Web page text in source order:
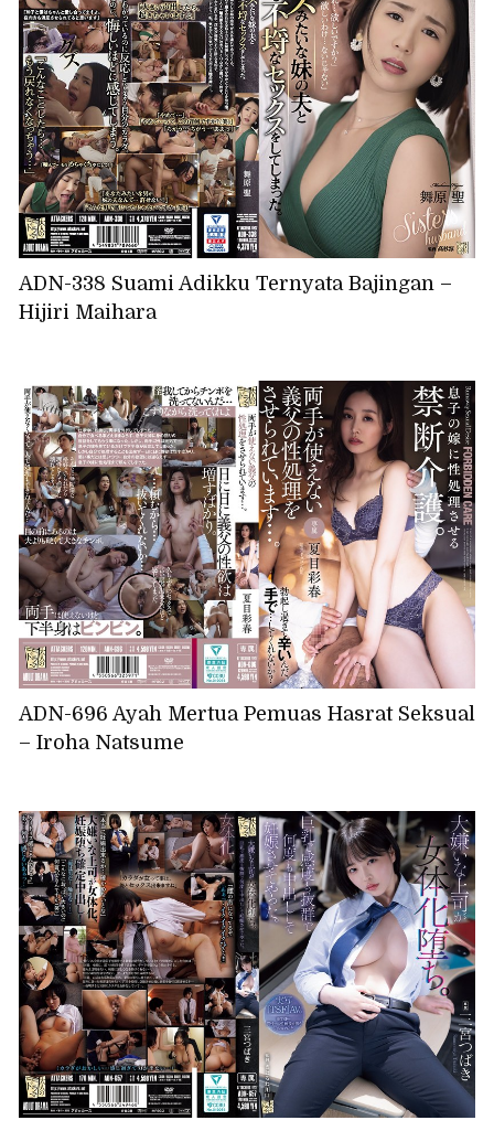
ADN-338 Suami Adikku Ternyata Bajingan –
Hijiri Maihara
ADN-696 Ayah Mertua Pemuas Hasrat Seksual
– Iroha Natsume